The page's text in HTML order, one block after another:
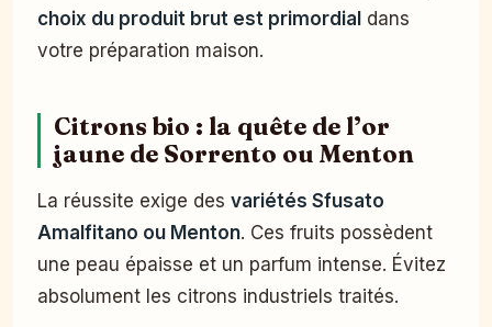
choix du produit brut est primordial dans
votre préparation maison.
Citrons bio : la quête de l’or
jaune de Sorrento ou Menton
La réussite exige des variétés Sfusato
Amalfitano ou Menton. Ces fruits possèdent
une peau épaisse et un parfum intense. Évitez
absolument les citrons industriels traités.